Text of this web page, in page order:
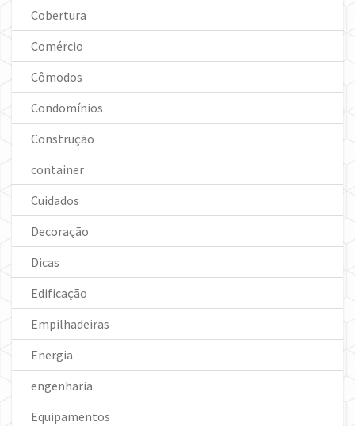
Cobertura
Comércio
Cômodos
Condomínios
Construção
container
Cuidados
Decoração
Dicas
Edificação
Empilhadeiras
Energia
engenharia
Equipamentos